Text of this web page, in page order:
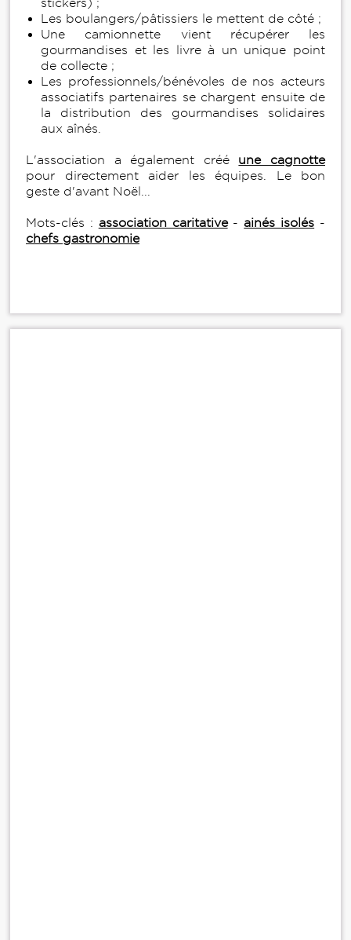
Les boulangers/pâtissiers le mettent de côté ;
Une camionnette vient récupérer les
gourmandises et les livre à un unique point
de collecte ;
Les professionnels/bénévoles de nos acteurs
associatifs partenaires se chargent ensuite de
la distribution des gourmandises solidaires
aux aînés.
L'association a également créé une cagnotte
pour directement aider les équipes. Le bon
geste d'avant Noël...
Mots-clés : association caritative-ainés isolés -
chefs gastronomie